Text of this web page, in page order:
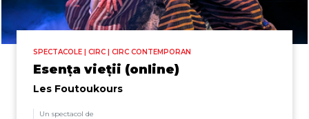
SPECTACOLE | CIRC | CIRC CONTEMPORAN
Esența vieții (online)
Les Foutoukours
Un spectacol de